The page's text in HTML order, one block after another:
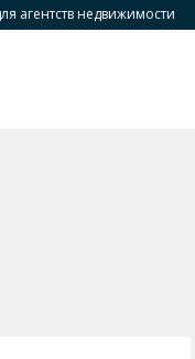
агентств недвижимости